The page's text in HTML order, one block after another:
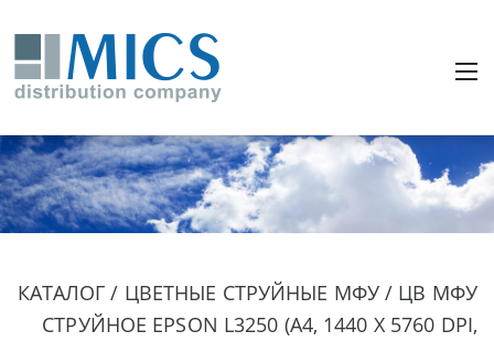
КАТАЛОГ / ЦВЕТНЫЕ СТРУЙНЫЕ МФУ / ЦВ МФУ
СТРУЙНОЕ EPSON L3250 (A4, 1440 X 5760 DPI,